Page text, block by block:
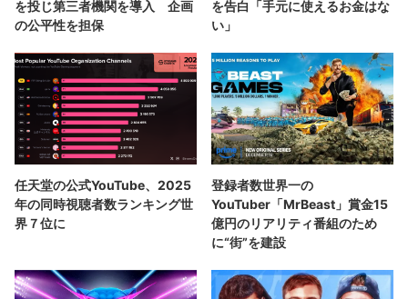
を投じ第三者機関を導入 企画
の公平性を担保
を告白「手元に使えるお金はな
い」
任天堂の公式YouTube、2025
年の同時視聴者数ランキング世
界７位に
登録者数世界一の
YouTuber「MrBeast」賞金15
億円のリアリティ番組のため
に“街”を建設